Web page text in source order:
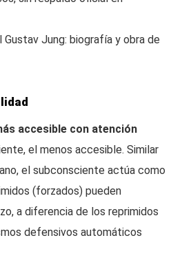
Gustav Jung: biografía y obra de
accesible con atención
el menos accesible. Similar
el subconsciente actúa como
(forzados) pueden
a diferencia de los reprimidos
defensivos automáticos